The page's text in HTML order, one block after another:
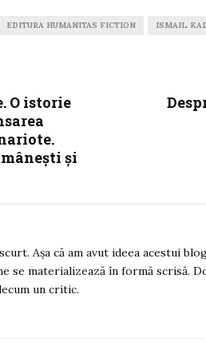
EDITURA HUMANITAS FICTION ISMAIL
O istorie
și
Așa că am avut ideea acestui
se materializează în formă scrisă.
un critic.